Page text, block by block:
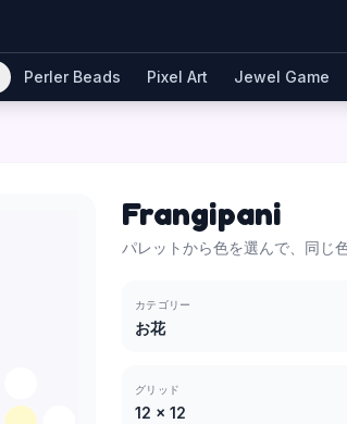
Perler Beads Pixel Art Jewel Game
Frangipani
パレットから色を選んで、同じ
カテゴリー
お花
グリッド
12 × 12